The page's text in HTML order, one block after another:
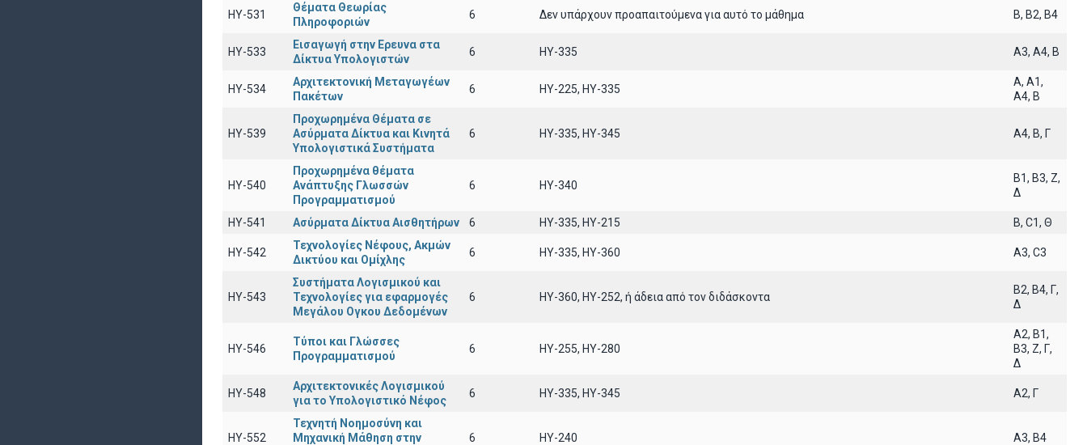
HY-531
Θέματα Θεωρίας
Πληροφοριών
6 Δεν υπάρχουν προαπαιτούμενα για αυτό το μάθημα B, B2, B4
ΗΥ-533
Εισαγωγή στην Ερευνα στα
Δίκτυα Υπολογιστών
6 HY-335 A3, A4, B
ΗΥ-534
Αρχιτεκτονική Μεταγωγέων
Πακέτων
6 HY-225, HY-335
A, A1,
A4, B
HY-539
Προχωρημένα Θέματα σε
Ασύρματα Δίκτυα και Κινητά
Υπολογιστικά Συστήματα
6 HY-335, HY-345 A4, B, Γ
HY-540
Προχωρημένα θέματα
Ανάπτυξης Γλωσσών
Προγραμματισμού
6 ΗΥ-340
B1, B3, Z,
Δ
ΗΥ-541 Ασύρματα Δίκτυα Αισθητήρων 6 ΗΥ-335, HY-215 B, C1, Θ
ΗΥ-542
Τεχνολογίες Νέφους, Ακμών
Δικτύου και Ομίχλης
6 ΗΥ-335, ΗΥ-360 A3, C3
ΗΥ-543
Συστήματα Λογισμικού και
Τεχνολογίες για εφαρμογές
Μεγάλου Ογκου Δεδομένων
6 ΗΥ-360, ΗΥ-252, ή άδεια από τον διδάσκοντα
B2, B4, Γ,
Δ
ΗΥ-546
Τύποι και Γλώσσες
Προγραμματισμού
6 ΗΥ-255, ΗΥ-280
A2, B1,
B3, Z, Γ,
Δ
ΗΥ-548
Αρχιτεκτονικές Λογισμικού
για το Υπολογιστικό Νέφος
6 ΗΥ-335, ΗΥ-345 A2, Γ
ΗΥ-552
Τεχνητή Νοημοσύνη και
Μηχανική Μάθηση στην
6 ΗΥ-240 A3, B4